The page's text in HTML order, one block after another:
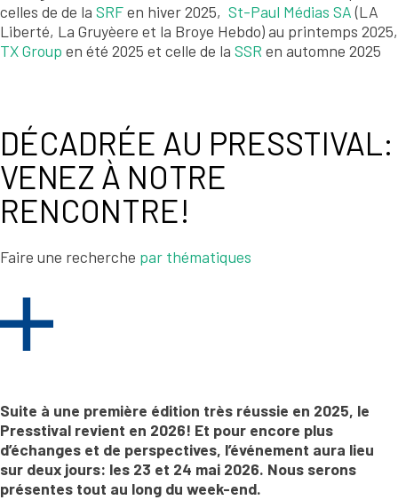
celles de de la SRFen hiver 2025, St-Paul Médias SA(LA
Liberté, La Gruyèere et la Broye Hebdo) au printemps 2025,
TX Group en été 2025 et celle de la SSR en automne 2025
DÉCADRÉE AU PRESSTIVAL:
VENEZ À NOTRE
RENCONTRE!
Faire une recherche par thématiques
Suite à une première édition très réussie en 2025, le
Presstival revient en 2026! Et pour encore plus
d’échanges et de perspectives, l’événement aura lieu
sur deux jours: les 23 et 24 mai 2026. Nous serons
présentes tout au long du week-end.